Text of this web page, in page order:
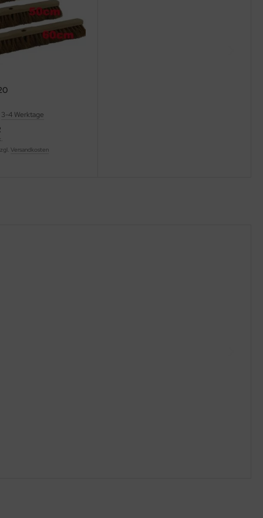
3-4 Werktage
Versandkosten